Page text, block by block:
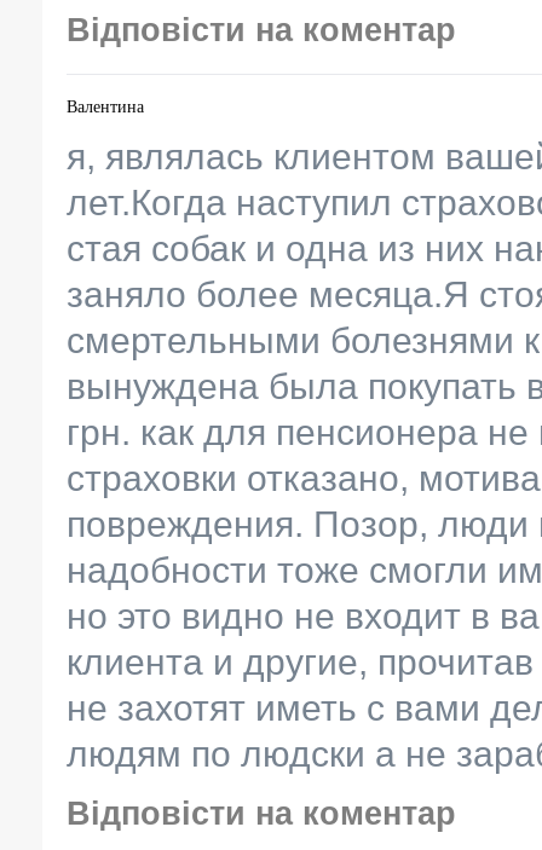
Відповісти на коментар
Валентина
я, являлась клиентом
лет.Когда наступил
стая собак и одна из них
заняло более месяца.Я
смертельными болезнями
вынуждена была покупать
грн. как для пенсионера
страховки отказано,
повреждения. Позор, люди
надобности тоже смогли
но это видно не входит в
клиента и другие,
не захотят иметь с вами
людям по людски а не
Відповісти на коментар